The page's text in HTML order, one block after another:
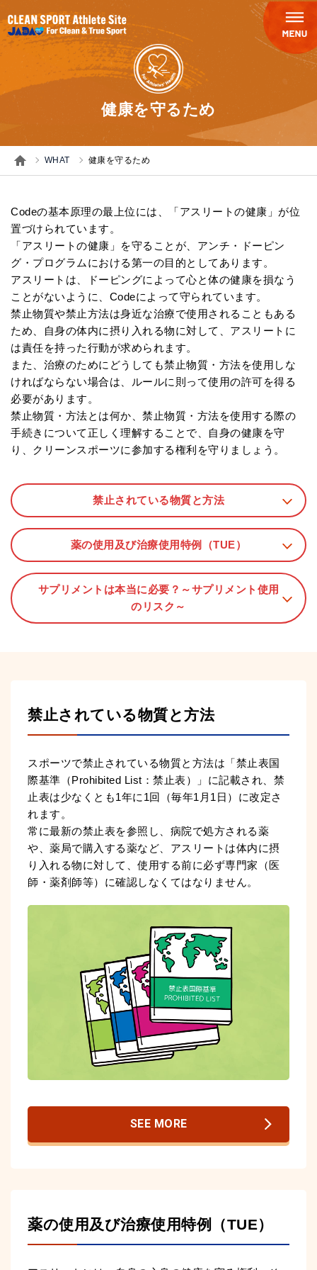
健康を守るため
WHAT 健康を守るため
Codeの基本原理の最上位には、「アスリートの健康」が位
置づけられています。
「アスリートの健康」を守ることが、アンチ・ドーピン
グ・プログラムにおける第一の目的としてあります。
アスリートは、ドーピングによって心と体の健康を損なう
ことがないように、Codeによって守られています。
禁止物質や禁止方法は身近な治療で使用されることもある
ため、自身の体内に摂り入れる物に対して、アスリートに
は責任を持った行動が求められます。
また、治療のためにどうしても禁止物質・方法を使用しな
ければならない場合は、ルールに則って使用の許可を得る
必要があります。
禁止物質・方法とは何か、禁止物質・方法を使用する際の
手続きについて正しく理解することで、
自身の健康を守
り、クリーンスポーツに参加する権利を守りましょう。
禁止されている物質と方法
薬の使用及び治療使用特例（TUE）
サプリメントは本当に必要？ ～サプリメント使用
のリスク～
禁止されている物質と方法
スポーツで禁止されている物質と方法は「禁止表国
際基準（Prohibited List ：禁止表）」に記載され、禁
止表は少なくとも1年に1回（毎年1月1日）に改定さ
れます。
常に最新の禁止表を参照し、病院で処方される薬
や、薬局で購入する薬など、アスリートは体内に摂
り入れる物に対して、使用する前に必ず専門家（医
師・薬剤師等）に確認しなくてはなりません。
SEE MORE
薬の使用及び治療使用特例（TUE）